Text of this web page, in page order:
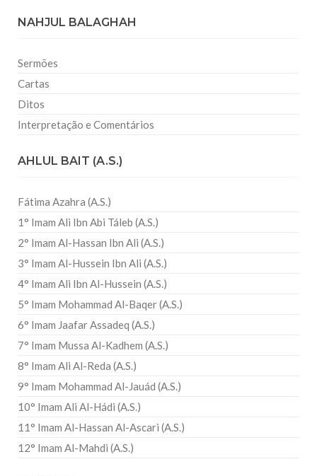
NAHJUL BALAGHAH
Sermões
Cartas
Ditos
Interpretação e Comentários
AHLUL BAIT (A.S.)
Fátima Azahra (A.S.)
1° Imam Ali Ibn Abi Táleb (A.S.)
2° Imam Al-Hassan Ibn Ali (A.S.)
3° Imam Al-Hussein Ibn Ali (A.S.)
4° Imam Ali Ibn Al-Hussein (A.S.)
5° Imam Mohammad Al-Baqer (A.S.)
6° Imam Jaafar Assadeq (A.S.)
7° Imam Mussa Al-Kadhem (A.S.)
8° Imam Ali Al-Reda (A.S.)
9° Imam Mohammad Al-Jauád (A.S.)
10° Imam Ali Al-Hádi (A.S.)
11° Imam Al-Hassan Al-Ascari (A.S.)
12° Imam Al-Mahdi (A.S.)